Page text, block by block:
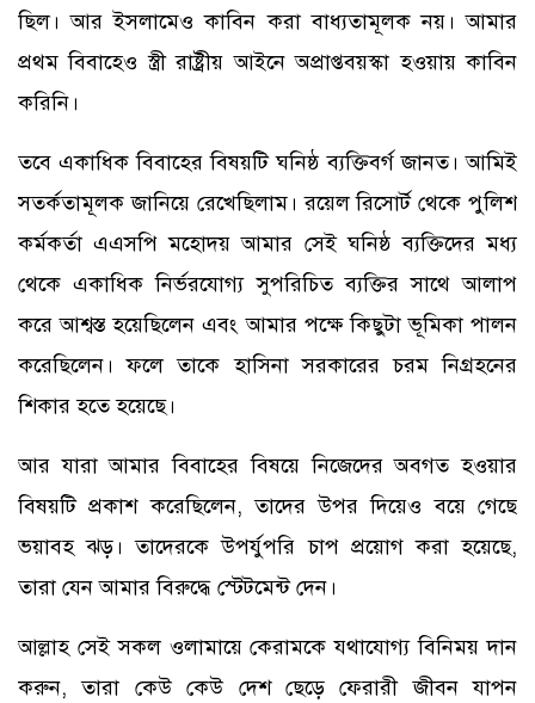
ছিল। আর ইসলামেও কাবিন করা বাধ্যতামূলক নয়। আমার
প্রথম বিবাহেও স্ত্রী রাষ্ট্রীয় আইনে অপ্রাপ্তবয়স্কা হওয়ায় কাবিন
করিনি।
তবে একাধিক বিবাহের বিষয়টি ঘনিষ্ঠ ব্যক্তিবর্গ জানত। আমিই
সতর্কতামূলক জানিয়ে রেখেছিলাম। রয়েল রিসোর্ট থেকে পুলিশ
কর্মকর্তা এএসপি মহোদয় আমার সেই ঘনিষ্ঠ ব্যক্তিদের মধ্য
থেকে একাধিক নির্ভরযোগ্য সুপরিচিত ব্যক্তির সাথে আলাপ
করে আশ্বস্ত হয়েছিলেন এবং আমার পক্ষে কিছুটা ভূমিকা পালন
করেছিলেন। ফলে তাকে হাসিনা সরকারের চরম নিগ্রহনের
শিকার হতে হয়েছে।
আর যারা আমার বিবাহের বিষয়ে নিজেদের অবগত হওয়ার
বিষয়টি প্রকাশ করেছিলেন, তাদের উপর দিয়েও বয়ে গেছে
ভয়াবহ ঝড়। তাদেরকে উপর্যুপরি চাপ প্রয়োগ করা হয়েছে,
তারা যেন আমার বিরুদ্ধে স্টেটমেন্ট দেন।
আল্লাহ সেই সকল ওলামায়ে কেরামকে যথাযোগ্য বিনিময় দান
করুন, তারা কেউ কেউ দেশ ছেড়ে ফেরারী জীবন যাপন